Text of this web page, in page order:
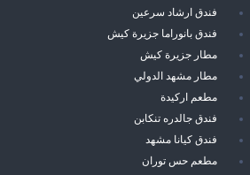
فندق ارشاد سرعين
فندق بانوراما جزيرة كيش
مطار جزيرة كيش
مطار مشهد الدولي
مطعم اركيدة
فندق جالدره تنكابن
فندق كيانا مشهد
مطعم حس توران